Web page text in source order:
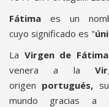
Fátima es un
cuyo significado es "
La Virgen de Fátima
venera a la
origen portugués,
mundo gracias a